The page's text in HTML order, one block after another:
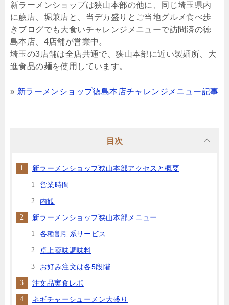
新ラーメンショップは狭山本部の他に、同じ埼玉県内
に蕨店、堀兼店と、当デカ盛りとご当地グルメ食べ歩
きブログでも大食いチャレンジメニューで訪問済の徳
島本店、4店舗が営業中。
埼玉の3店舗は全店共通で、狭山本部に近い製麺所、大
進食品の麺を使用しています。
» 新ラーメンショップ徳島本店チャレンジメニュー記事
目次
新ラーメンショップ狭山本部アクセスと概要
営業時間
内観
新ラーメンショップ狭山本部メニュー
各種割引系サービス
卓上薬味調味料
お好み注文は各5段階
注文品実食レポ
ネギチャーシューメン大盛り